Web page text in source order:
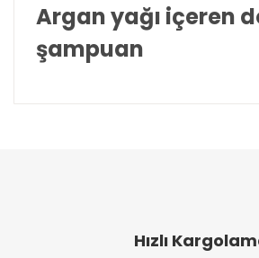
Argan yağı içeren
şampuan
Bu ürünün fiyat bilgisi, resim, ürün
Ürün bilgilerinde hatalar
Hızlı